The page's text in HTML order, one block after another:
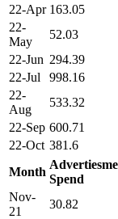
22-Apr 163.05
22-
May
52.03
22-Jun 294.39
22-Jul
998.16
22-
Aug
533.32
22-Sep 600.71
22-Oct 381.6
Month
Spend
Nov-
21
30.82